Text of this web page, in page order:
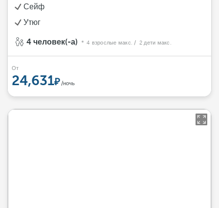
Сейф
Утюг
4 человек(-а) 4 взрослые макс. / 2 дети макс.
От
24,631 /ночь